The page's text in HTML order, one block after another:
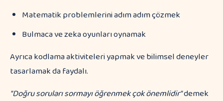
Matematik problemlerini adım adım çözmek
Bulmaca ve zeka oyunları oynamak
Ayrıca kodlama aktiviteleri yapmak ve bilimsel deneyler
tasarlamak da faydalı.
"Doğru soruları sormayı öğrenmek çok önemlidir"demek